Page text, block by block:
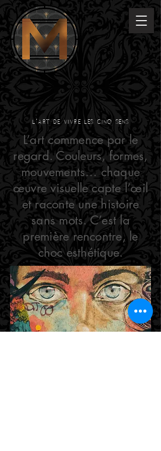
l'art de vivre les cinq sens
L’art commence par le
regard. Couleurs, formes,
mouvements… chaque
œuvre visuelle capte l’œil
et raconte une histoire
sans mots. C’est la
première rencontre, le
choc esthétique.